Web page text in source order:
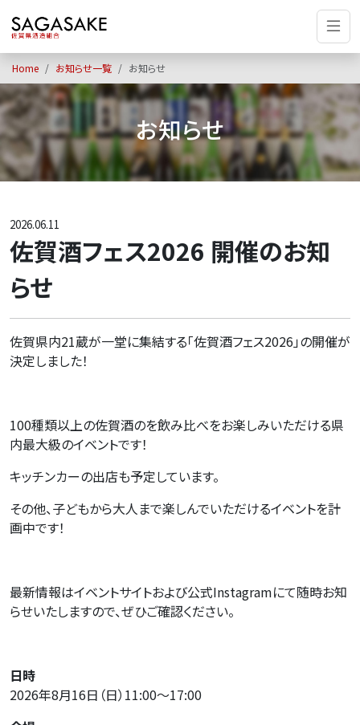
Home お知らせ一覧 お知らせ
お知らせ
2026.06.11
佐賀酒フェス2026 開催のお知
らせ
佐賀県内21蔵が一堂に集結する「佐賀酒フェス2026」の開催が
決定しました！
100種類以上の佐賀酒のを飲み比べをお楽しみいただける県
内最大級のイベントです！
キッチンカーの出店も予定しています。
その他、子どもから大人まで楽しんでいただけるイベントを計
画中です！
最新情報はイベントサイトおよび公式Instagramにて随時お知
らせいたしますので、ぜひご確認ください。
日時
2026年8月16日（日） 11:00～17:00